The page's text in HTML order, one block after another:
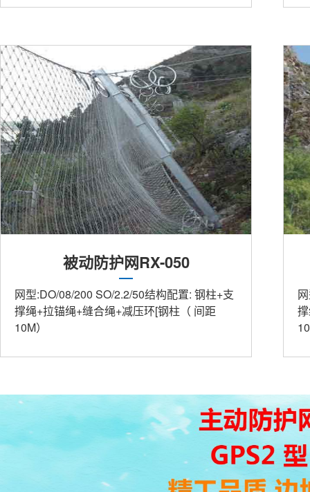
被动防护网RX-050
网型:DO/08/200 SO/2.2/50结构配置: 钢柱+支
撑绳+拉锚绳+缝合绳+减压环[钢柱（ 间距
10M）